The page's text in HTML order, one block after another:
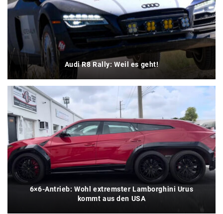
Audi R8 Rally: Weil es geht!
6×6-Antrieb: Wohl extremster Lamborghini Urus
kommt aus den USA